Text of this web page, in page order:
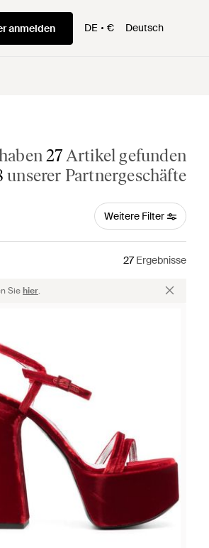
anmelden DE € Deutsch
27Artikel gefunden
unserer Partnergeschäfte
Weitere Filter
27Ergebnisse
Siehier.